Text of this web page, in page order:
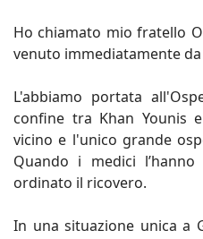
Ho chiamato mio fratello
venuto immediatamente da
L'abbiamo portata
confine tra Khan Younis
vicino e l'unico grande
Quando i medici
ordinato il ricovero.
In una situazione unica a